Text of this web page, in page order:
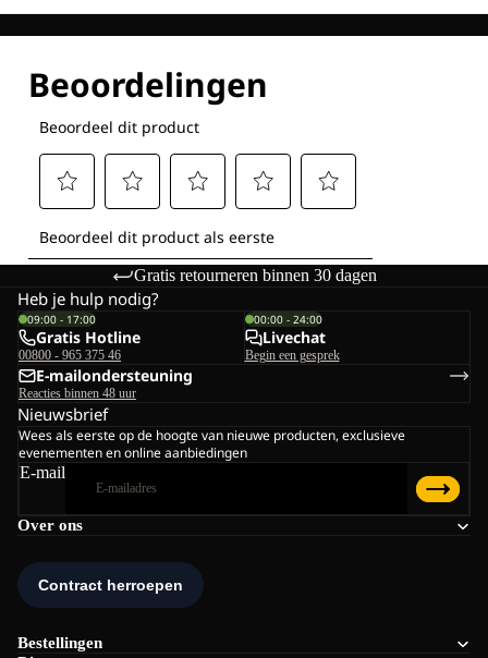
Gratis retourneren binnen 30 dagen
Over ons
Bestellingen
Heb je hulp nodig?
09:00 - 17:00
Gratis Hotline
00800 - 965 375 46
00:00 - 24:00
Livechat
Begin een gesprek
E-mailondersteuning
Reacties binnen 48 uur
Nieuwsbrief
Wees als eerste op de hoogte van nieuwe producten, exclusieve
evenementen en online aanbiedingen
E-mail